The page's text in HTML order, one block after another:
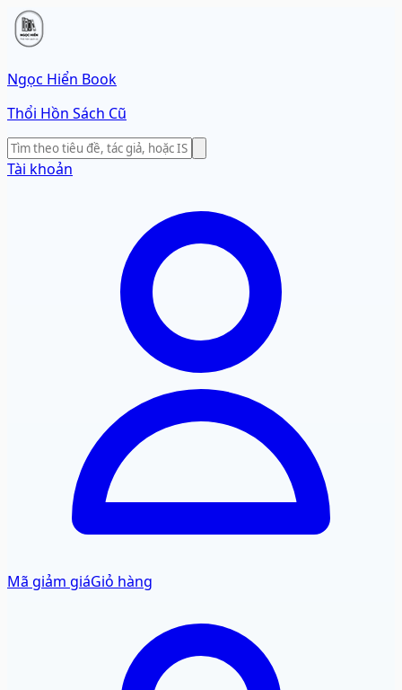
Ngọc Hiển Book
Thổi Hồn Sách Cũ
Tài khoản
Mã giảm giáGiỏ hàng